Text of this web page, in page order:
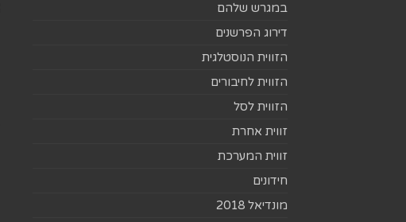
במגרש שלהם
דירוג הפרשנים
הזווית הנוסטלגית
הזווית לחיבורים
הזווית לסל
זווית אחרת
זווית המערכת
חידונים
מונדיאל 2018